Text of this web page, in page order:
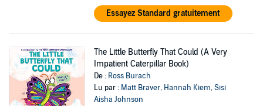
Essayez Standard gratuitement
The Little Butterfly That Could (A Very
Impatient Caterpillar Book)
De : Ross Burach
Lu par : Matt Braver, Hannah Kiem,Sisi
Aisha Johnson